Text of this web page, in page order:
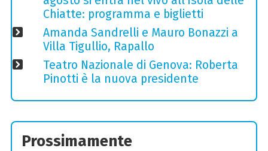
Chiatte: programma e biglietti
Amanda Sandrelli e Mauro Bonazzi a
Villa Tigullio, Rapallo
Teatro Nazionale di Genova: Roberta
Pinotti è la nuova presidente
Prossimamente